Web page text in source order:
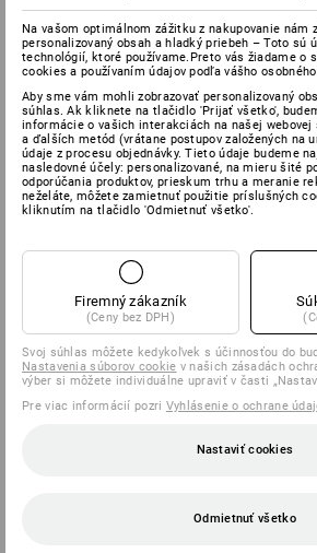
Na vašom optimálnom zážitku z nakupovanie nám
personalizovaný obsah a hladký priebeh – Toto sú
technológií, ktoré používame.Preto vás žiadame o
cookies a používaním údajov podľa vášho osobného
Aby sme vám mohli zobrazovať personalizovaný
súhlas. Ak kliknete na tlačidlo 'Prijať všetko',
informácie o vašich interakciách na našej
a ďalších metód (vrátane postupov založených na
údaje z procesu objednávky. Tieto údaje budeme
nasledovné účely: personalizované, na mieru šité
odporúčania produktov, prieskum trhu a meranie
neželáte, môžete zamietnuť použitie príslušných
kliknutím na tlačidlo 'Odmietnuť všetko'.
Firemný zákazník
(Ceny bez DPH)
Svoj súhlas môžete kedykoľvek s účinnosťou do
Nastavenia súborov cookie v našich zásadách
výber si môžete individuálne upraviť v časti
Pre viac informácií pozri Vyhlásenie o ochrane
Nastaviť cookies
Odmietnuť všetko